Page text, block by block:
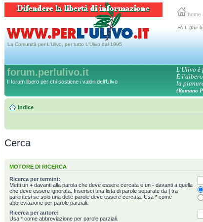
home
La Comunità per L'Ulivo, per tutto L'Ulivo dal 1995
FAIL (the
forum.perlulivo.it
Il forum libero per chi sostiene i valori dell'Ulivo
L'Ulivo è
È
la
(Romano
Indice
Cerca
MOTORE DI RICERCA
Ricerca per termini:
Metti un + davanti alla parola che deve essere cercata e un - davanti a quella
che deve essere ignorata. Inserisci una lista di parole separate da | tra
parentesi se solo una delle parole deve essere cercata. Usa * come
abbreviazione per parole parziali.
Ricerca per autore:
Usa * come abbreviazione per parole parziali.